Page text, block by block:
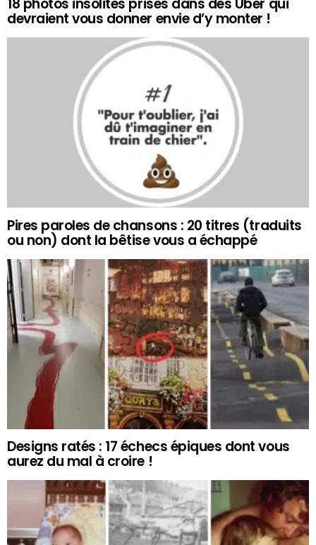
18 photos insolites prises dans des Uber qui
devraient vous donner envie d’y monter !
Pires paroles de chansons : 20 titres (traduits
ou non) dont la bêtise vous a échappé
Designs ratés : 17 échecs épiques dont vous
aurez du mal à croire !